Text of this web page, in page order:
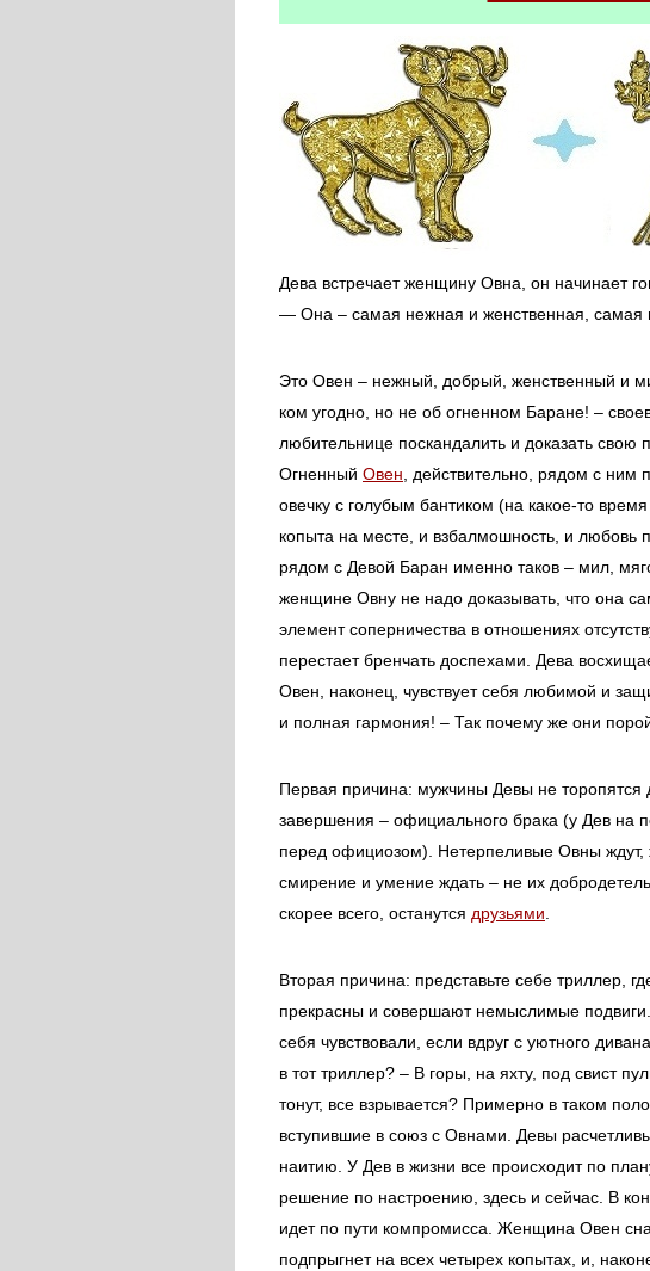
Дева встречает женщину Овна, он начинает
— Она – самая нежная и женственная, самая
Это Овен – нежный, добрый, женственный и
ком угодно, но не об огненном Баране! –
любительнице поскандалить и доказать свою
Огненный Овен , действительно, рядом с
овечку с голубым бантиком (на какое-то время
копыта на месте, и взбалмошность, и любовь
рядом с Девой Баран именно таков – мил,
женщине Овну не надо доказывать, что она
элемент соперничества в отношениях
перестает бренчать доспехами. Дева
Овен, наконец, чувствует себя любимой и
и полная гармония! – Так почему же они
Первая причина: мужчины Девы не торопятся
завершения – официального брака (у Дев на
перед официозом). Нетерпеливые Овны ждут,
смирение и умение ждать – не их
скорее всего, останутся друзьями
Вторая причина: представьте себе триллер,
прекрасны и совершают немыслимые
себя чувствовали, если вдруг с уютного
в тот триллер? – В горы, на яхту, под свист
тонут, все взрывается? Примерно в таком
вступившие в союз с Овнами. Девы
наитию. У Дев в жизни все происходит по
решение по настроению, здесь и сейчас. В
идет по пути компромисса. Женщина Овен
подпрыгнет на всех четырех копытах, и,